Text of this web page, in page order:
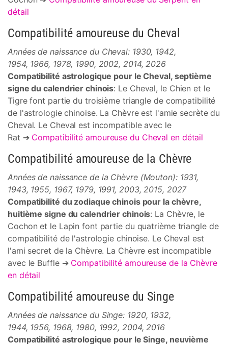
détail
Compatibilité amoureuse du Cheval
Années de naissance du Cheval: 1930, 1942,
1954, 1966, 1978, 1990, 2002, 2014, 2026
Compatibilité astrologique pour le Cheval, septième
signe du calendrier chinois: Le Cheval, le Chien et le
Tigre font partie du troisième triangle de compatibilité
de l'astrologie chinoise. La Chèvre est l'amie secrète du
Cheval. Le Cheval est incompatible avec le
Rat ➔ Compatibilité amoureuse du Cheval en détail
Compatibilité amoureuse de la Chèvre
Années de naissance de la Chèvre (Mouton): 1931,
1943, 1955, 1967, 1979, 1991, 2003, 2015, 2027
Compatibilité du zodiaque chinois pour la chèvre,
huitième signe du calendrier chinois: La Chèvre, le
Cochon et le Lapin font partie du quatrième triangle de
compatibilité de l'astrologie chinoise. Le Cheval est
l'ami secret de la Chèvre. La Chèvre est incompatible
avec le Buffle ➔ Compatibilité amoureuse de la Chèvre
en détail
Compatibilité amoureuse du Singe
Années de naissance du Singe: 1920, 1932,
1944, 1956, 1968, 1980, 1992, 2004, 2016
Compatibilité astrologique pour le Singe, neuvième